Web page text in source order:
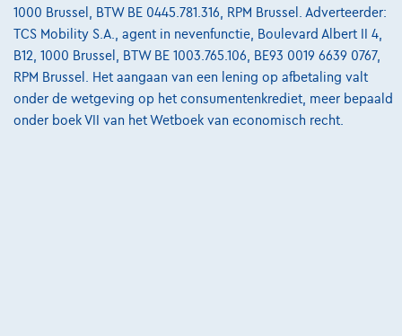
11/2023
33.300 km Hybride Automaat 230 kW ( 313 PK )
€39.490 1
Vanaf €596,28 /maand
met een laatste
maandaflossing van€12.443,28
1000 Brussel, BTW BE 0445.781.316, RPM Brussel. Adverteerder:
TCS Mobility S.A., agent in nevenfunctie, Boulevard Albert II 4,
B12, 1000 Brussel, BTW BE 1003.765.106, BE93 0019 6639 0767,
RPM Brussel. Het aangaan van een lening op afbetaling valt
onder de wetgeving op het consumentenkrediet, meer bepaald
onder boek VII van het Wetboek van economisch recht.